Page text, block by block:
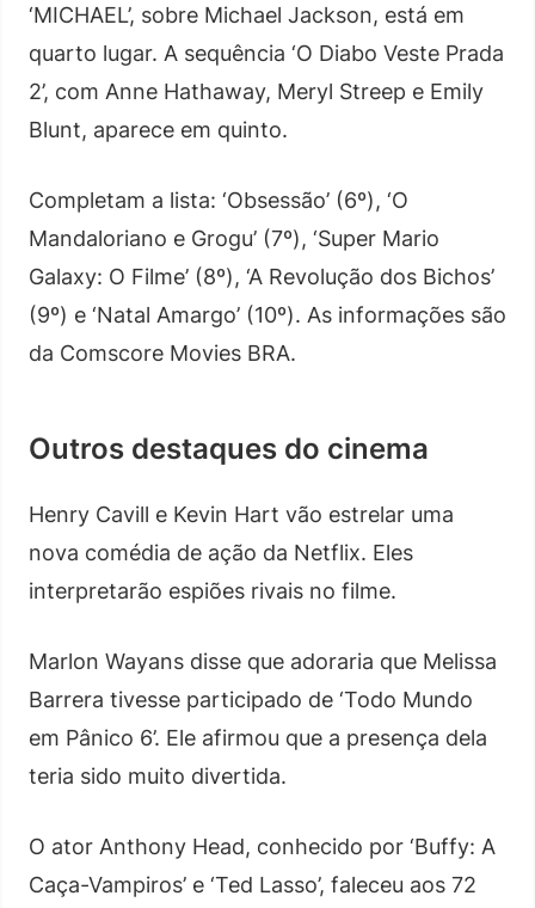
‘MICHAEL’, sobre Michael Jackson, está em
quarto lugar. A sequência ‘O Diabo Veste Prada
2’, com Anne Hathaway, Meryl Streep e Emily
Blunt, aparece em quinto.
Completam a lista: ‘Obsessão’ (6º), ‘O
Mandaloriano e Grogu’ (7º), ‘Super Mario
Galaxy: O Filme’ (8º), ‘A Revolução dos Bichos’
(9º) e ‘Natal Amargo’ (10º). As informações são
da Comscore Movies BRA.
Outros destaques do cinema
Henry Cavill e Kevin Hart vão estrelar uma
nova comédia de ação da Netflix. Eles
interpretarão espiões rivais no filme.
Marlon Wayans disse que adoraria que Melissa
Barrera tivesse participado de ‘Todo Mundo
em Pânico 6’. Ele afirmou que a presença dela
teria sido muito divertida.
O ator Anthony Head, conhecido por ‘Buffy: A
Caça-Vampiros’ e ‘Ted Lasso’, faleceu aos 72